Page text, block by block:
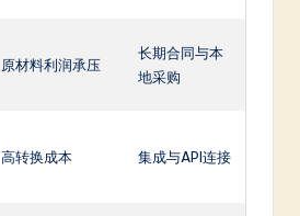
原材料利润承压
长期合同与本
地采购
高转换成本 集成与API连接